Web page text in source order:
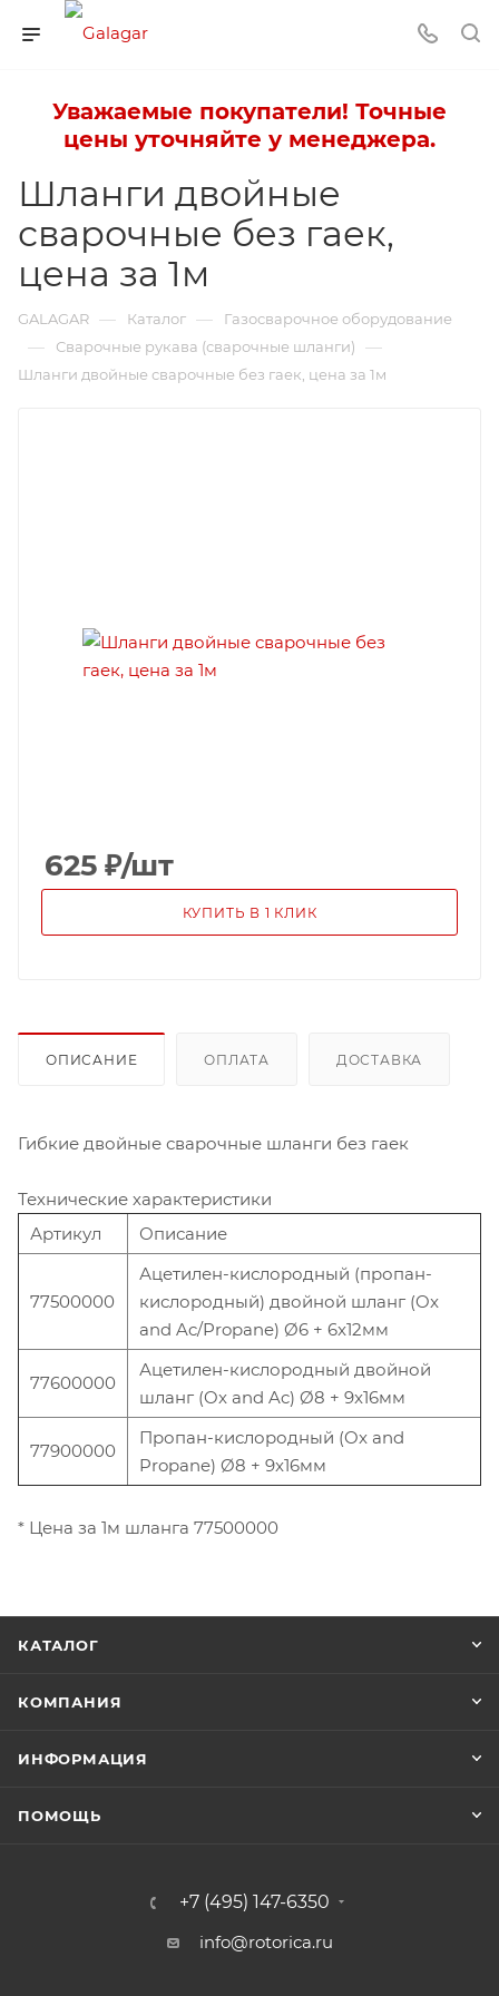
Уважаемые покупатели! Точные
цены уточняйте у менеджера.
Шланги двойные
сварочные без гаек,
цена за 1м
GALAGAR — Каталог — Газосварочное оборудование
— Сварочные рукава (сварочные шланги) —
Шланги двойные сварочные без гаек, цена за 1м
625 ₽/шт
КУПИТЬ В 1 КЛИК
ОПИСАНИЕ ОПЛАТА ДОСТАВКА
Гибкие двойные сварочные шланги без гаек
Технические характеристики
Артикул
Описание
77500000
Ацетилен-кислородный (пропан-
кислородный) двойной шланг (Ox
and Ac/Propane) Ø6 + 6x12мм
77600000
Ацетилен-кислородный двойной
шланг (Ox and Ac) Ø8 + 9x16мм
77900000
Пропан-кислородный (Ox and
Propane) Ø8 + 9x16мм
* Цена за 1м шланга 77500000
КАТАЛОГ
КОМПАНИЯ
ИНФОРМАЦИЯ
ПОМОЩЬ
+7 (495) 147-6350
info@rotorica.ru